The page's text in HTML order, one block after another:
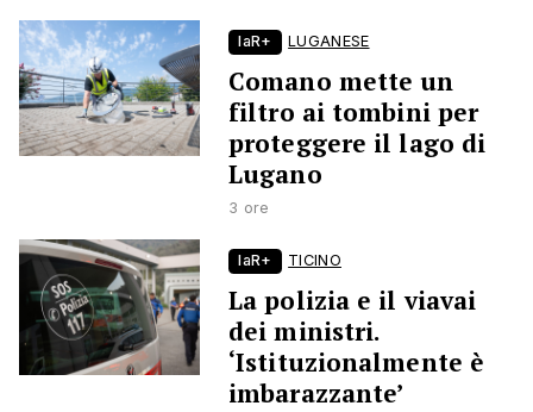
laR+ LUGANESE
Comano mette un
filtro ai tombini per
proteggere il lago di
Lugano
3 ore
laR+ TICINO
La polizia e il viavai
dei ministri.
‘Istituzionalmente è
imbarazzante’